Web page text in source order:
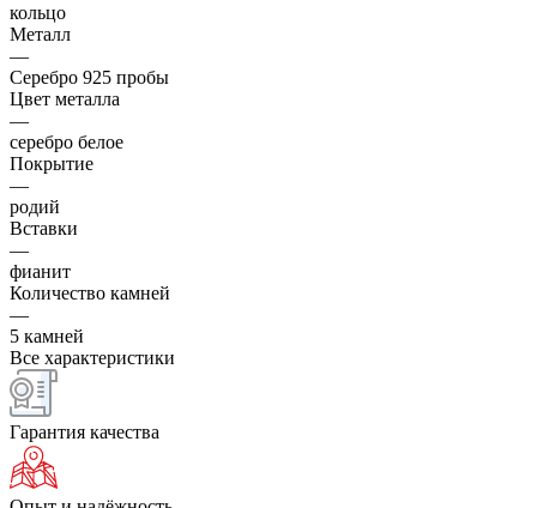
кольцо
Металл
—
Серебро 925 пробы
Цвет металла
—
серебро белое
Покрытие
—
родий
Вставки
—
фианит
Количество камней
—
5 камней
Все характеристики
Гарантия качества